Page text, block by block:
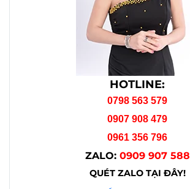
HOTLINE:
0798 563 579
0907 908 479
0961 356 796
ZALO: 0909 907 588
QUÉT ZALO TẠI ĐÂY!